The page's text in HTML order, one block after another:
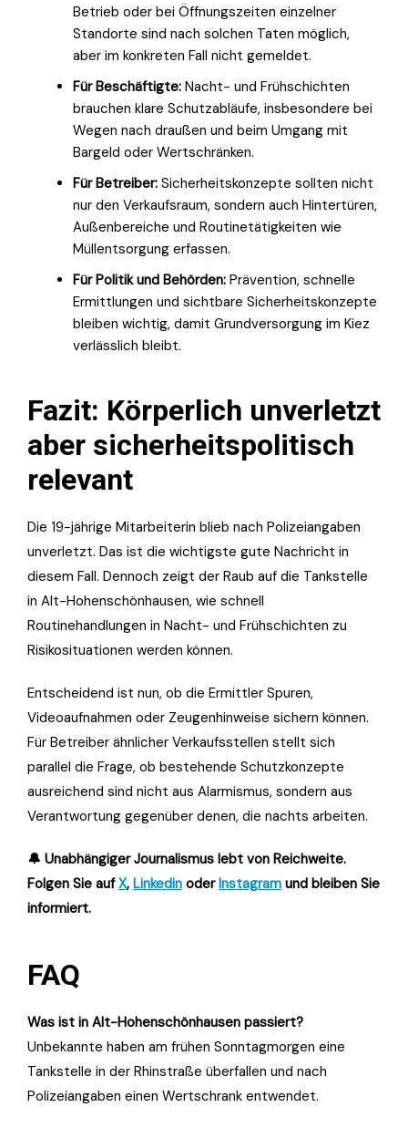
Betrieb oder bei Öffnungszeiten einzelner
Standorte sind nach solchen Taten möglich,
aber im konkreten Fall nicht gemeldet.
Für Beschäftigte: Nacht- und Frühschichten
brauchen klare Schutzabläufe, insbesondere bei
Wegen nach draußen und beim Umgang mit
Bargeld oder Wertschränken.
Für Betreiber: Sicherheitskonzepte sollten nicht
nur den Verkaufsraum, sondern auch Hintertüren,
Außenbereiche und Routinetätigkeiten wie
Müllentsorgung erfassen.
Für Politik und Behörden: Prävention, schnelle
Ermittlungen und sichtbare Sicherheitskonzepte
bleiben wichtig, damit Grundversorgung im Kiez
verlässlich bleibt.
Fazit: Körperlich unverletzt
aber sicherheitspolitisch
relevant
Die 19-jährige Mitarbeiterin blieb nach Polizeiangaben
unverletzt. Das ist die wichtigste gute Nachricht in
diesem Fall. Dennoch zeigt der Raub auf die Tankstelle
in Alt-Hohenschönhausen, wie schnell
Routinehandlungen in Nacht- und Frühschichten zu
Risikosituationen werden können.
Entscheidend ist nun, ob die Ermittler Spuren,
Videoaufnahmen oder Zeugenhinweise sichern können.
Für Betreiber ähnlicher Verkaufsstellen stellt sich
parallel die Frage, ob bestehende Schutzkonzepte
ausreichend sind nicht aus Alarmismus, sondern aus
Verantwortung gegenüber denen, die nachts arbeiten.
🔔 Unabhängiger Journalismus lebt von Reichweite.
Folgen Sie aufX, Linkedin oderInstagram und bleiben Sie
informiert.
FAQ
Was ist in Alt-Hohenschönhausen passiert?
Unbekannte haben am frühen Sonntagmorgen eine
Tankstelle in der Rhinstraße überfallen und nach
Polizeiangaben einen Wertschrank entwendet.